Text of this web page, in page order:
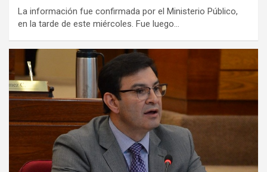
La información fue confirmada por el Ministerio Público,
en la tarde de este miércoles. Fue luego…